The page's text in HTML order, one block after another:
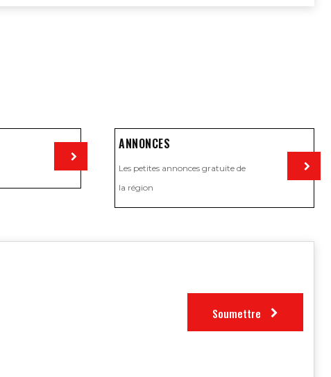
ANNONCES
Les petites annonces gratuite de
la région
Soumettre